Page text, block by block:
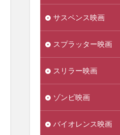
サスペンス映画
スプラッター映画
スリラー映画
ゾンビ映画
バイオレンス映画